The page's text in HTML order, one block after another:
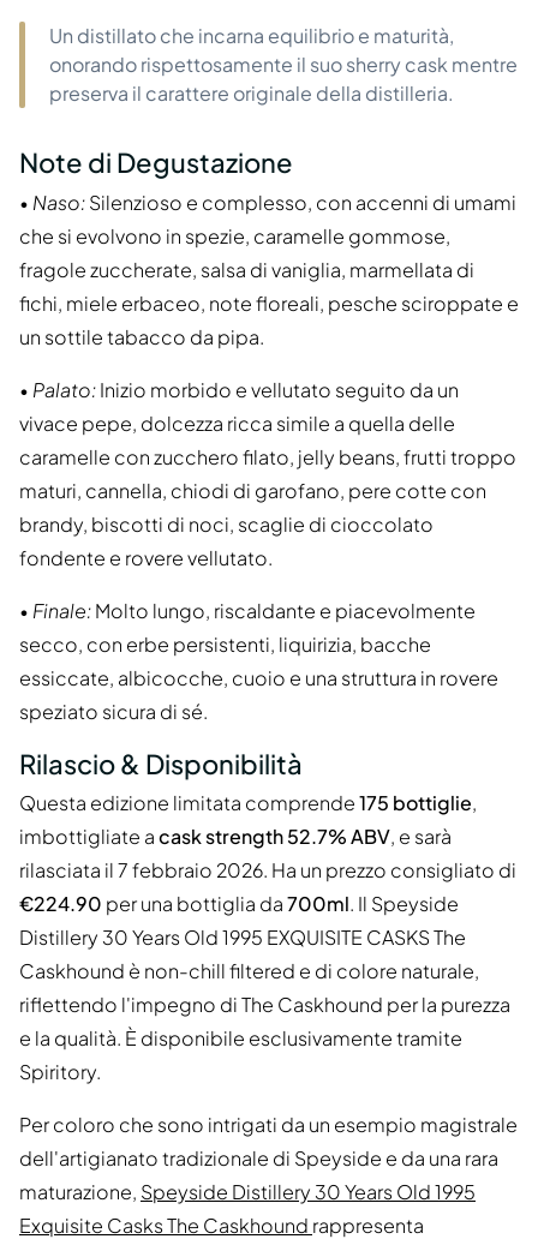
Un distillato che incarna equilibrio e maturità,
onorando rispettosamente il suo sherry cask mentre
preserva il carattere originale della distilleria.
Note di Degustazione
• Naso:Silenzioso e complesso, con accenni di umami
che si evolvono in spezie, caramelle gommose,
fragole zuccherate, salsa di vaniglia, marmellata di
fichi, miele erbaceo, note floreali, pesche sciroppate e
un sottile tabacco da pipa.
• Palato:Inizio morbido e vellutato seguito da un
vivace pepe, dolcezza ricca simile a quella delle
caramelle con zucchero filato, jelly beans, frutti troppo
maturi, cannella, chiodi di garofano, pere cotte con
brandy, biscotti di noci, scaglie di cioccolato
fondente e rovere vellutato.
• Finale:Molto lungo, riscaldante e piacevolmente
secco, con erbe persistenti, liquirizia, bacche
essiccate, albicocche, cuoio e una struttura in rovere
speziato sicura di sé.
Rilascio & Disponibilità
Questa edizione limitata comprende175 bottiglie,
imbottigliate acask strength 52.7% ABV, e sarà
rilasciata il 7 febbraio 2026. Ha un prezzo consigliato di
€224.90 per una bottiglia da700ml. Il Speyside
Distillery 30 Years Old 1995 EXQUISITE CASKS The
Caskhound è non-chill filtered e di colore naturale,
riflettendo l'impegno di The Caskhound per la purezza
e la qualità. È disponibile esclusivamente tramite
Spiritory.
Per coloro che sono intrigati da un esempio magistrale
dell'artigianato tradizionale di Speyside e da una rara
maturazione, Speyside Distillery 30 Years Old 1995
Exquisite Casks The Caskhound rappresenta